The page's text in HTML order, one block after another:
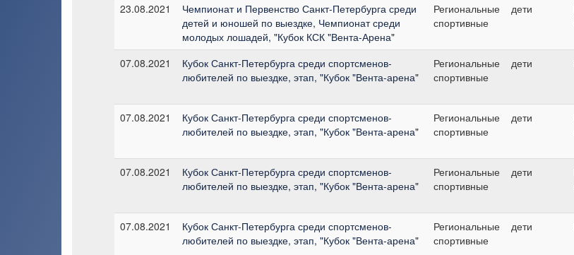
23.08.2021
Чемпионат и Первенство Санкт-Петербурга среди
детей и юношей по выездке, Чемпионат среди
молодых лошадей, "Кубок КСК "Вента-Арена"
Региональные
спортивные
дети
07.08.2021
Кубок Санкт-Петербурга среди спортсменов-
любителей по выездке, этап, "Кубок "Вента-арена"
Региональные
спортивные
дети
07.08.2021
Кубок Санкт-Петербурга среди спортсменов-
любителей по выездке, этап, "Кубок "Вента-арена"
Региональные
спортивные
дети
07.08.2021
Кубок Санкт-Петербурга среди спортсменов-
любителей по выездке, этап, "Кубок "Вента-арена"
Региональные
спортивные
дети
07.08.2021
Кубок Санкт-Петербурга среди спортсменов-
любителей по выездке, этап, "Кубок "Вента-арена"
Региональные
спортивные
дети